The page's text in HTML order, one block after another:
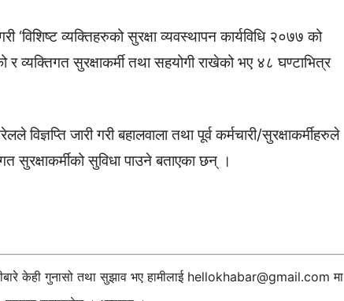
‘विशिष्ट व्यक्तिहरुको सुरक्षा व्यवस्थापन कार्यविधि २०७७ को
र व्यक्तिगत सुरक्षाकर्मी तथा सहयोगी राखेको भए ४८ घण्टाभित्र
विज्ञप्ति जारी गरी बहालवाला तथा पूर्व कर्मचारी/सुरक्षाकर्मीहरुले
सुरक्षाकर्मीको सुविधा पाउने बताएका छन् ।
केही गुनासो तथा सुझाव भए हामीलाई hellokhabar@gmail.com मा